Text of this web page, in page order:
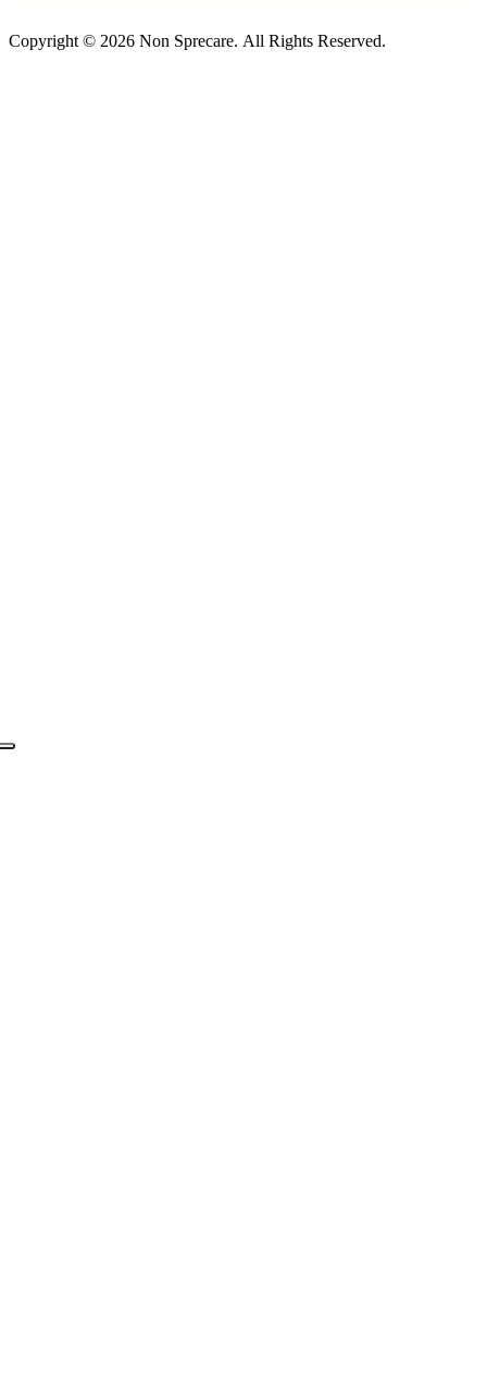
Copyright © 2026 Non Sprecare. All Rights Reserved.